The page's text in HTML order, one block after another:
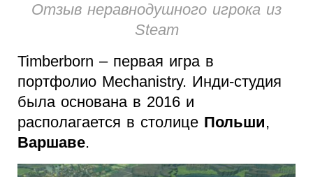
Отзыв неравнодушного игрока из
Steam
Timberborn – первая игра в
портфолио Mechanistry. Инди-студия
была основана в 2016 и
располагается в столице Польши,
Варшаве.